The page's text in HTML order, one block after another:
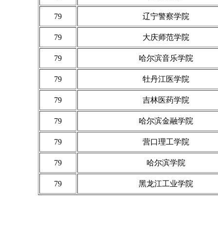
79 辽宁警察学院
79 大庆师范学院
79 哈尔滨音乐学院
79 牡丹江医学院
79 吉林医药学院
79 哈尔滨金融学院
79 营口理工学院
79 哈尔滨学院
79 黑龙江工业学院